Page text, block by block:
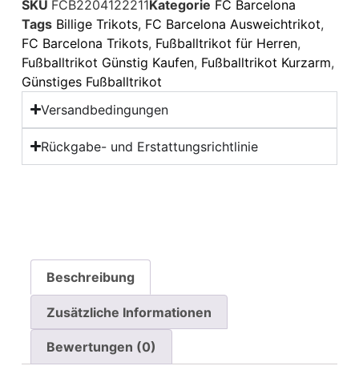
SKU FCB2204122211Kategorie FC Barcelona
Tags Billige Trikots, FC Barcelona Ausweichtrikot,
FC Barcelona Trikots, Fußballtrikot für Herren,
Fußballtrikot Günstig Kaufen, Fußballtrikot Kurzarm,
Günstiges Fußballtrikot
Versandbedingungen
Rückgabe- und Erstattungsrichtlinie
Beschreibung
Zusätzliche Informationen
Bewertungen (0)